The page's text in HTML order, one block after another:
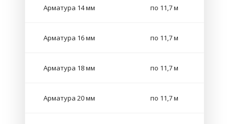
Арматура 14 мм по 11,7 м
Арматура 16 мм по 11,7 м
Арматура 18 мм по 11,7 м
Арматура 20 мм по 11,7 м